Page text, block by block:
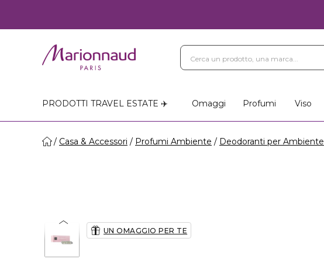
PRODOTTI TRAVEL ESTATE ✈️ Omaggi Profumi Viso
Casa & Accessori Profumi Ambiente Deodoranti per Ambiente
UN OMAGGIO PER TE